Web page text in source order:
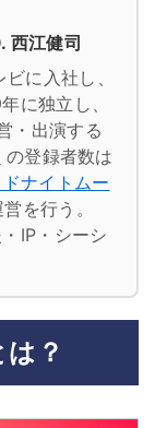
西江健司
に入社し、
に独立し、
・出演する
の登録者数は
ドナイトムー
営を行う。
IP・シーシ
？